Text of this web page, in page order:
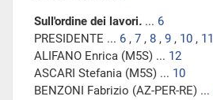
Sull'ordine dei lavori. ... 6
PRESIDENTE ... 6 , 7 , 8 , 9 , 10 , 11
ALIFANO Enrica (M5S) ... 12
ASCARI Stefania (M5S) ... 10
BENZONI Fabrizio (AZ-PER-RE) ...